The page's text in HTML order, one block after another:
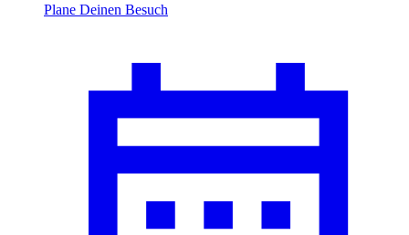
Plane Deinen Besuch